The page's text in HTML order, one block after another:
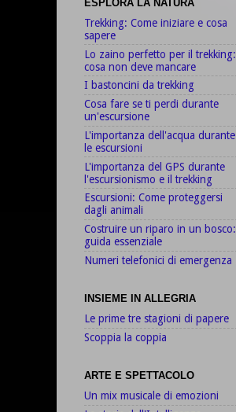
ESPLORA LA NATURA
Trekking: Come iniziare e cosa
sapere
Lo zaino perfetto per il trekking:
cosa non deve mancare
I bastoncini da trekking
Cosa fare se ti perdi durante
un'escursione
L'importanza dell'acqua durante
le escursioni
L'importanza del GPS durante
l'escursionismo e il trekking
Escursioni: Come proteggersi
dagli animali
Costruire un riparo in un bosco:
guida essenziale
Numeri telefonici di emergenza
INSIEME IN ALLEGRIA
Le prime tre stagioni di papere
Scoppia la coppia
ARTE E SPETTACOLO
Un mix musicale di emozioni